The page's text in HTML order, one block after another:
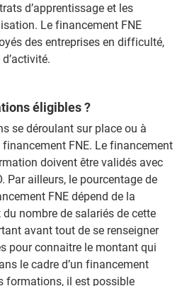
d’apprentissage et les
Le financement FNE
des entreprises en difficulté,
éligibles ?
se déroulant sur place ou à
FNE. Le financement
doivent être validés avec
Par ailleurs, le pourcentage de
FNE dépend de la
nombre de salariés de cette
avant tout de se renseigner
pour connaitre le montant qui
le cadre d’un financement
formations, il est possible